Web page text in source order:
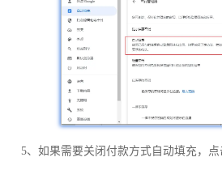
5、如果需要关闭付款方式自动填充，